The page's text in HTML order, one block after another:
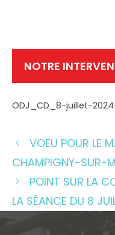
NOTRE
ODJ_CD_8-juillet-
VOEU POUR LE
CHAMPIGNY-SUR-
POINT SUR LA
LA SÉANCE DU 8